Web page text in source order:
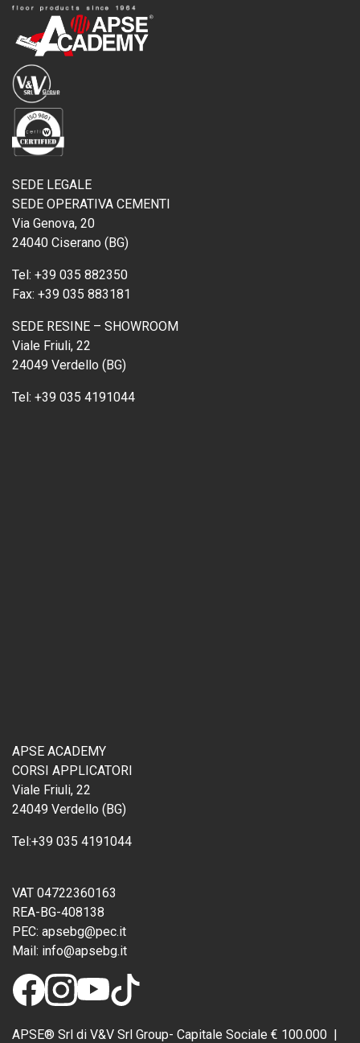
SEDE LEGALE
SEDE OPERATIVA CEMENTI
Via Genova, 20
24040 Ciserano (BG)
Tel: +39 035 882350
Fax: +39 035 883181
SEDE RESINE – SHOWROOM
Viale Friuli, 22
24049 Verdello (BG)
Tel: +39 035 4191044
APSE ACADEMY
CORSI APPLICATORI
Viale Friuli, 22
24049 Verdello (BG)
Tel:+39 035 4191044
VAT 04722360163
REA-BG-408138
PEC: apsebg@pec.it
Mail: info@apsebg.it
APSE® Srl di V&V Srl Group- Capitale Sociale € 100.000 |